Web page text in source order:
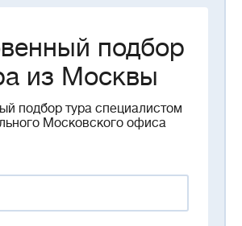
подбор
из Москвы
подбор тура специалистом
Московского офиса